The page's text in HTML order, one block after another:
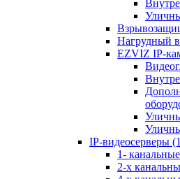
Нагрудный
EZVIZ IP-
IP-видеосерверы
1- канальные
2-х